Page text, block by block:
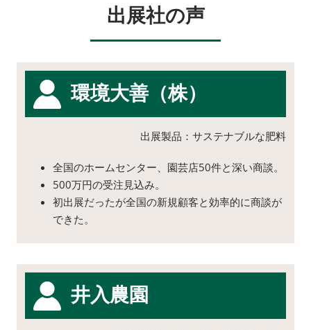
出展社の声
環境大善（株）
出展製品：サステナブルな肥料
全国のホームセンター、園芸店50件と深い商談。
500万円の受注見込み。
初出展だったが全国の新規顧客と効率的に商談が
できた。
井入農園